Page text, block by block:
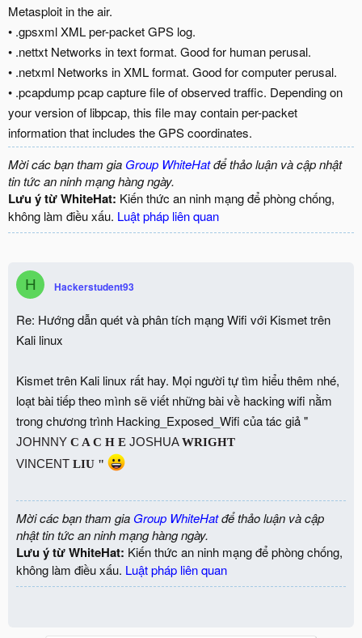
Metasploit in the air.
• .gpsxml XML per-packet GPS log.
• .nettxt Networks in text format. Good for human perusal.
• .netxml Networks in XML format. Good for computer perusal.
• .pcapdump pcap capture ﬁle of observed trafﬁc. Depending on
your version of libpcap, this ﬁle may contain per-packet
information that includes the GPS coordinates.
Mời các bạn tham gia Group WhiteHatđể thảo luận và cập nhật
tin tức an ninh mạng hàng ngày.
Lưu ý từ WhiteHat: Kiến thức an ninh mạng để phòng chống,
không làm điều xấu. Luật pháp liên quan
H Hackerstudent93
Re: Hướng dẫn quét và phân tích mạng Wifi với Kismet trên
Kali linux
Kismet trên Kali linux rất hay. Mọi người tự tìm hiểu thêm nhé,
loạt bài tiếp theo mình sẽ viết những bài về hacking wifi nằm
trong chương trình Hacking_Exposed_Wifi của tác giả "
JOHNNY C A C H E JOSHUAWRIGHT
VINCENT LIU "
Mời các bạn tham gia Group WhiteHatđể thảo luận và cập
nhật tin tức an ninh mạng hàng ngày.
Lưu ý từ WhiteHat: Kiến thức an ninh mạng để phòng chống,
không làm điều xấu. Luật pháp liên quan